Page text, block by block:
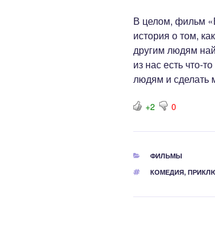
В целом, фильм
история о том,
другим людям
из нас есть что-
людям и сделать
+2 0
РУБРИКИ
ФИЛЬМЫ
МЕТКИ
КОМЕДИЯ,